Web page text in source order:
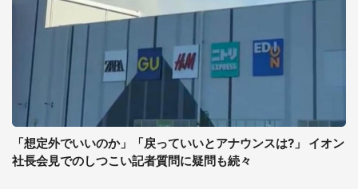
「想定外でいいのか」「戻っていいとアナウンスは?」 イオン
社長会見でのしつこい記者質問に疑問も続々